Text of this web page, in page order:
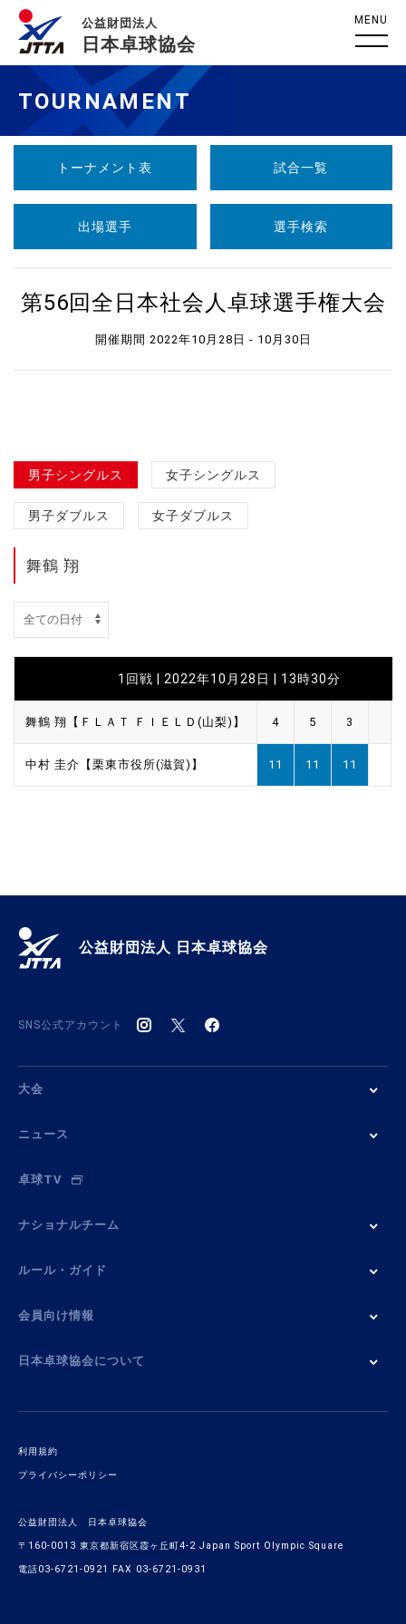
公益財団法人
日本卓球協会
MENU
TOURNAMENT
トーナメント表 試合一覧
出場選手 選手検索
第56回全日本社会人卓球選手権大会
開催期間 2022年10月28日 - 10月30日
男子シングルス 女子シングルス
男子ダブルス 女子ダブルス
舞鶴 翔
1回戦 | 2022年10月28日 | 13時30分
舞鶴 翔【ＦＬＡＴ ＦＩＥＬＤ(山梨)】 4 5 3
中村 圭介【栗東市役所(滋賀)】 11 11 11
公益財団法人 日本卓球協会
SNS公式アカウント
大会
ニュース
卓球TV
ナショナルチーム
ルール・ガイド
会員向け情報
日本卓球協会について
利用規約
プライバシーポリシー
公益財団法人 日本卓球協会
〒160-0013 東京都新宿区霞ヶ丘町4-2 Japan Sport Olympic Square
電話03-6721-0921 FAX 03-6721-0931